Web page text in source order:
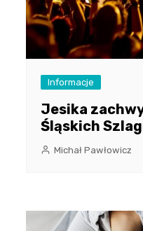
Informacje
Jesika
Śląskich
Michał Pawłowicz